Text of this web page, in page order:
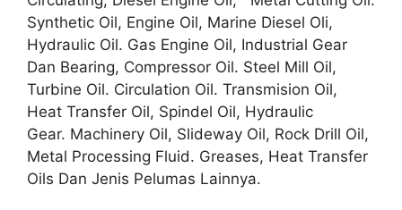
Synthetic Oil, Engine Oil, Marine Diesel Oli,
Hydraulic Oil. Gas Engine Oil, Industrial Gear
Dan Bearing, Compressor Oil. Steel Mill Oil,
Turbine Oil. Circulation Oil. Transmision Oil,
Heat Transfer Oil, Spindel Oil, Hydraulic
Gear. Machinery Oil, Slideway Oil, Rock Drill Oil,
Metal Processing Fluid. Greases, Heat Transfer
Oils Dan Jenis Pelumas Lainnya.